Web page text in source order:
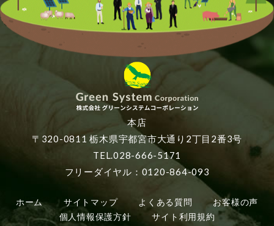
本店
〒320-0811 栃木県宇都宮市大通り2丁目2番3号
TEL.028-666-5171
フリーダイヤル：0120-864-093
ホーム サイトマップ よくある質問
お客様の声
個人情報保護方針
サイト利用規約